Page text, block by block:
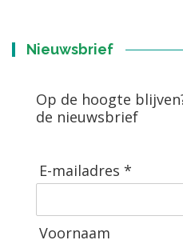
Nieuwsbrief
Op de hoogte
de nieuwsbrief
E-mailadres *
Voornaam